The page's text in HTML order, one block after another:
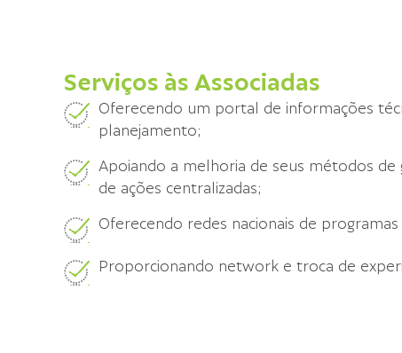
Serviços às Associadas
Oferecendo um portal de informações
planejamento;
Apoiando a melhoria de seus métodos
de ações centralizadas;
Oferecendo redes nacionais de
Proporcionando network e troca de